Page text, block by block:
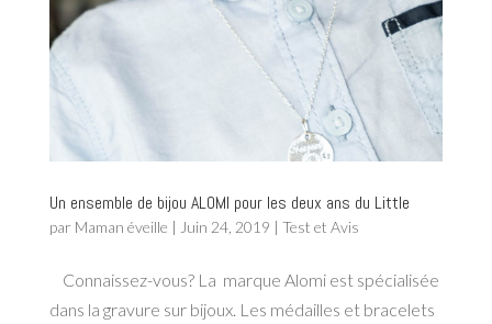
Un ensemble de bijou ALOMI pour les deux ans du Little
par Maman éveille | Juin 24, 2019 | Test et Avis
Connaissez-vous? La marque Alomi est spécialisée
dans la gravure sur bijoux. Les médailles et bracelets